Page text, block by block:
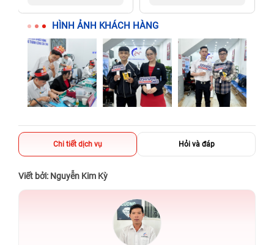
HÌNH ẢNH KHÁCH HÀNG
Chi tiết dịch vụ Hỏi và đáp
Viết bởi: Nguyễn Kim Kỳ